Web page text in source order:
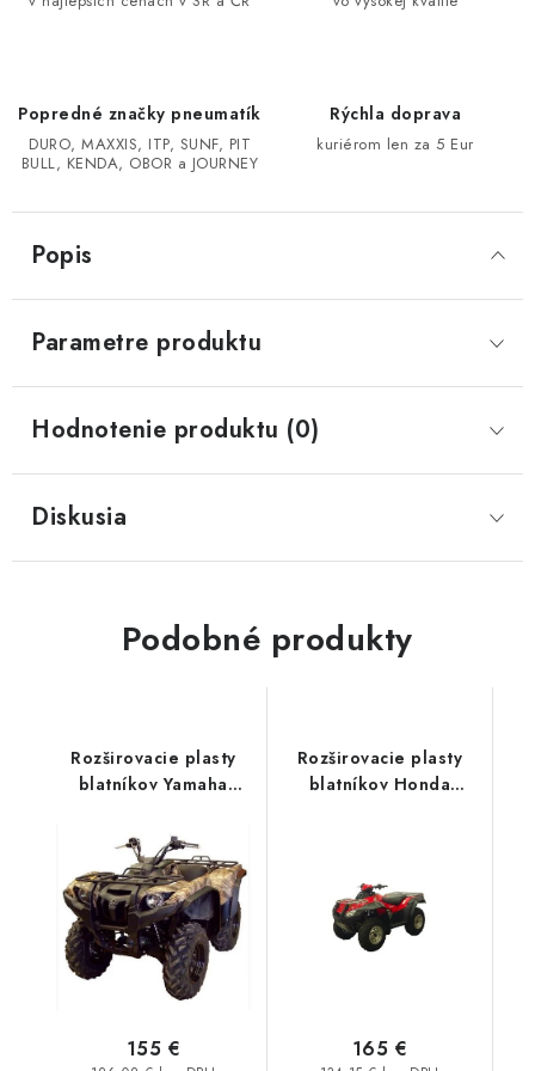
POLARIS SPORTSMAN RZR 1000
LINHAI 400/500/M550/650
SEGWAY SNARLER AT6 AT5
Reklamačný poriadok - formulár
Kontakt
Popredné značky pneumatík
DURO, MAXXIS, ITP, SUNF, PIT
BULL, KENDA, OBOR a JOURNEY
Rýchla doprava
kuriérom len za 5 Eur
Popis
Parametre produktu
Hodnotenie produktu (0)
Diskusia
Podobné produkty
Rozširovacie plasty
blatníkov Yamaha
155 €
Rozširovacie plasty
blatníkov Honda
165 €